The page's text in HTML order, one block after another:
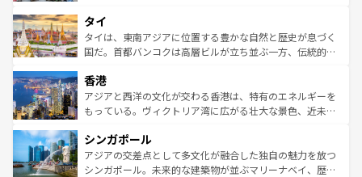
リティに包まれながら、韓国の多彩な魅力を心ゆくまで味
わってみてほしい。 なお、新着の韓国情報はコンテンツ一
覧を参照してほしい。
急速な発展と共に伝統が息づく。ハノイの古い町並みやホ
ーチミン市のフランス統治時代の建物も、独特の雰囲気を
醸し出している。また、バラエティの豊かさとおいしさで
とつ。フォーやバインミー、ベトナムコーヒーなどは、ぜ
ひ現地で味わいたい。どの地域を訪れてもあたたかい人々
が旅行者を迎えてくれるので、きっと忘れられない旅にな
参照してほしい。
タイ
タイは、東南アジアに位置する豊かな自然と歴史が息づく
国だ。首都バンコクは高層ビルが立ち並ぶ一方、伝統的な
の活気が交差している。北部ではチェンマイなどの山岳地
帯で自然と触れ合い、南部ではプーケットやクラビの美し
いビーチでリゾート気分を楽しむことができる。タイ料理
激する。気候は一年中温暖で、どの季節にも異なる楽しみ
が待っている。親しみやすいタイの人々、仏教を中心とし
た文化、そして多様な観光資源が、訪れる旅人を魅了し続
香港
アジアと西洋の文化が交わる香港は、特有のエネルギーを
もっている。ヴィクトリア湾に広がる壮大な景色、近未来
み、どこを訪れても感動するはず。観光スポットが密集し
ており、効率よく見どころを回れるのも魅力。息をのむよ
うな絶景から文化的な体験まで、香港を存分に楽しみ尽く
シンガポール
アジアの交差点として多文化が融合した独自の魅力を放つ
シンガポール。未来的な建築物が並ぶマリーナベイ、歴史